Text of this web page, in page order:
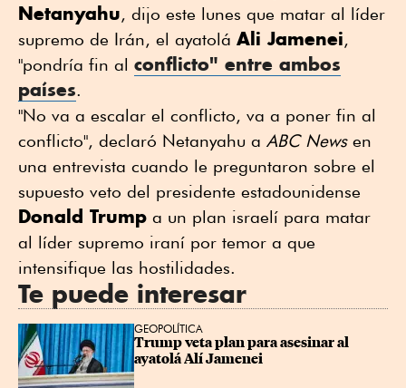
Netanyahu, dijo este lunes que matar al líder
supremo de Irán, el ayatolá Ali Jamenei,
"pondría fin al conflicto" entre ambos
países.
"No va a escalar el conflicto, va a poner fin al
conflicto", declaró Netanyahu a ABC News en
una entrevista cuando le preguntaron sobre el
supuesto veto del presidente estadounidense
Donald Trump a un plan israelí para matar
al líder supremo iraní por temor a que
intensifique las hostilidades.
Te puede interesar
GEOPOLÍTICA
Trump veta plan para asesinar al
ayatolá Alí Jamenei